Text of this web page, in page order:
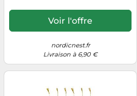
Voir l'offre
nordicnest.fr
Livraison à 6,90 €